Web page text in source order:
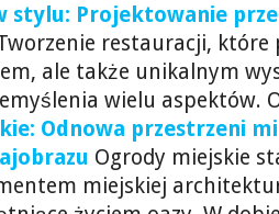
stylu: Projektowanie
restauracji, które
ale także unikalnym
wielu aspektów.
Odnowa przestrzeni
Ogrody miejskie
miejskiej